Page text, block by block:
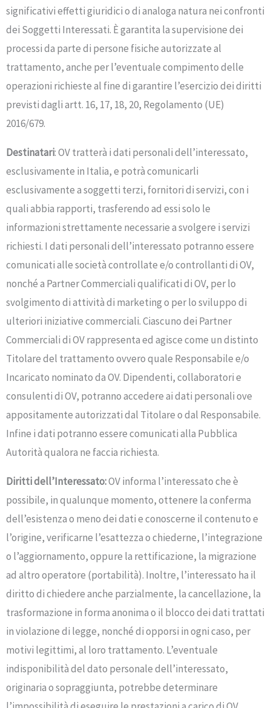
significativi effetti giuridici o di analoga natura nei confronti
dei Soggetti Interessati. È garantita la supervisione dei
processi da parte di persone fisiche autorizzate al
trattamento, anche per l’eventuale compimento delle
operazioni richieste al fine di garantire l’esercizio dei diritti
previsti dagli artt. 16, 17, 18, 20, Regolamento (UE)
2016/679.
Destinatari: OV tratterà i dati personali dell’interessato,
esclusivamente in Italia, e potrà comunicarli
esclusivamente a soggetti terzi, fornitori di servizi, con i
quali abbia rapporti, trasferendo ad essi solo le
informazioni strettamente necessarie a svolgere i servizi
richiesti. I dati personali dell’interessato potranno essere
comunicati alle società controllate e/o controllanti di OV,
nonché a Partner Commerciali qualificati di OV, per lo
svolgimento di attività di marketing o per lo sviluppo di
ulteriori iniziative commerciali. Ciascuno dei Partner
Commerciali di OV rappresenta ed agisce come un distinto
Titolare del trattamento ovvero quale Responsabile e/o
Incaricato nominato da OV. Dipendenti, collaboratori e
consulenti di OV, potranno accedere ai dati personali ove
appositamente autorizzati dal Titolare o dal Responsabile.
Infine i dati potranno essere comunicati alla Pubblica
Autorità qualora ne faccia richiesta.
Diritti dell’Interessato:OV informa l’interessato che è
possibile, in qualunque momento, ottenere la conferma
dell’esistenza o meno dei dati e conoscerne il contenuto e
l’origine, verificarne l’esattezza o chiederne, l’integrazione
o l’aggiornamento, oppure la rettificazione, la migrazione
ad altro operatore (portabilità). Inoltre, l’interessato ha il
diritto di chiedere anche parzialmente, la cancellazione, la
trasformazione in forma anonima o il blocco dei dati trattati
in violazione di legge, nonché di opporsi in ogni caso, per
motivi legittimi, al loro trattamento. L’eventuale
indisponibilità del dato personale dell’interessato,
originaria o sopraggiunta, potrebbe determinare